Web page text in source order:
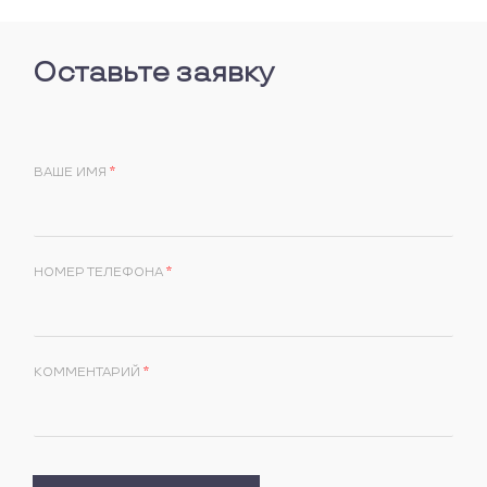
Оставьте заявку
ВАШЕ ИМЯ *
НОМЕР ТЕЛЕФОНА *
КОММЕНТАРИЙ *